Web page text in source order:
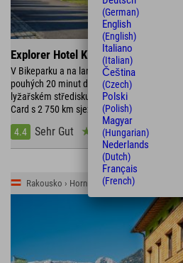
Explorer Hotel Kitzbühel
V Bikeparku a na lanovce Bergbahn St.
pouhých 20 minut do Kitzbühelu • Turistika a
lyžařském středisku Wilder Kaiser • Skipas
Card s 2 750 km sjezdovek
4.4
Sehr Gut
Rakousko › Horní Rakousko › Stodertal
(German)
English
(English)
Italiano
(Italian)
Čeština
(Czech)
Polski
(Polish)
Magyar
(Hungarian)
Nederlands
(Dutch)
Français
(French)